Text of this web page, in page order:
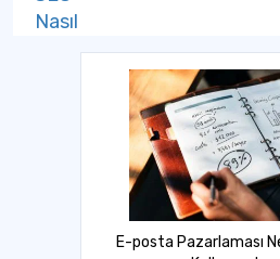
Nasıl
E-posta Pazarlaması